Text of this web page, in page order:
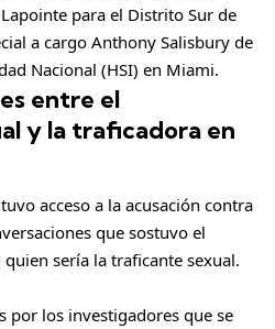
para el Distrito Sur de
a cargo Anthony Salisbury de
Nacional (HSI) en Miami.
entre el
y la traficadora en
tuvo acceso a la acusación contra
que sostuvo el
sería la traficante sexual.
por los investigadores que se